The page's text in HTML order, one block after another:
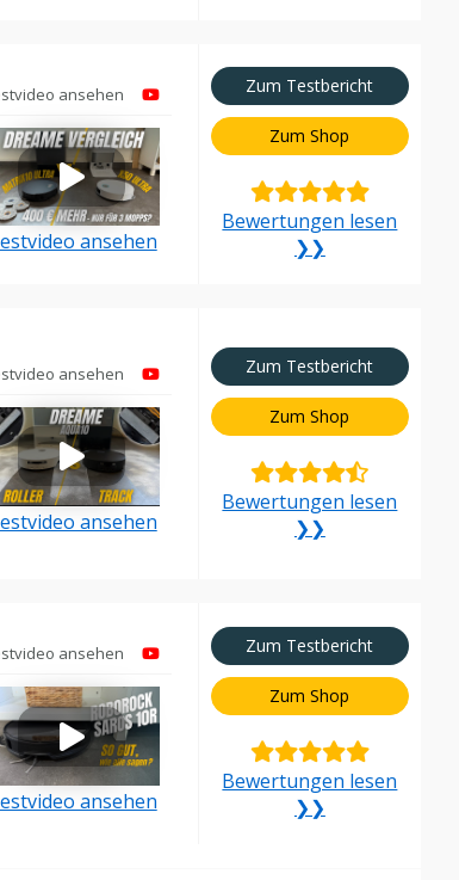
ansehen
ansehen
Zum Testbericht
Zum Shop
Bewertungen lesen
❯❯
ansehen
ansehen
Zum Testbericht
Zum Shop
Bewertungen lesen
❯❯
ansehen
ansehen
Zum Testbericht
Zum Shop
Bewertungen lesen
❯❯